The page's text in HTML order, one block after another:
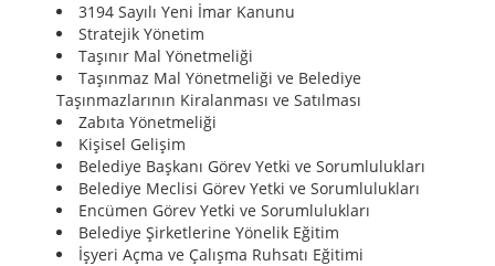
3194 Sayılı Yeni İmar Kanunu
Stratejik Yönetim
Taşınır Mal Yönetmeliği
Taşınmaz Mal Yönetmeliği ve Belediye
Taşınmazlarının Kiralanması ve Satılması
Zabıta Yönetmeliği
Kişisel Gelişim
Belediye Başkanı Görev Yetki ve Sorumlulukları
Belediye Meclisi Görev Yetki ve Sorumlulukları
Encümen Görev Yetki ve Sorumlulukları
Belediye Şirketlerine Yönelik Eğitim
İşyeri Açma ve Çalışma Ruhsatı Eğitimi